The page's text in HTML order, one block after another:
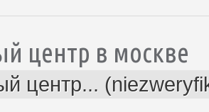
центр в москве
центр...